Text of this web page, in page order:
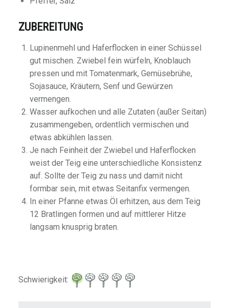
ZUBEREITUNG
Lupinenmehl und Haferflocken in einer Schüssel
gut mischen. Zwiebel fein würfeln, Knoblauch
pressen und mit Tomatenmark, Gemüsebrühe,
Sojasauce, Kräutern, Senf und Gewürzen
vermengen.
Wasser aufkochen und alle Zutaten (außer Seitan)
zusammengeben, ordentlich vermischen und
etwas abkühlen lassen.
Je nach Feinheit der Zwiebel und Haferflocken
weist der Teig eine unterschiedliche Konsistenz
auf. Sollte der Teig zu nass und damit nicht
formbar sein, mit etwas Seitanfix vermengen.
In einer Pfanne etwas Öl erhitzen, aus dem Teig
12 Bratlingen formen und auf mittlerer Hitze
langsam knusprig braten.
Schwierigkeit: